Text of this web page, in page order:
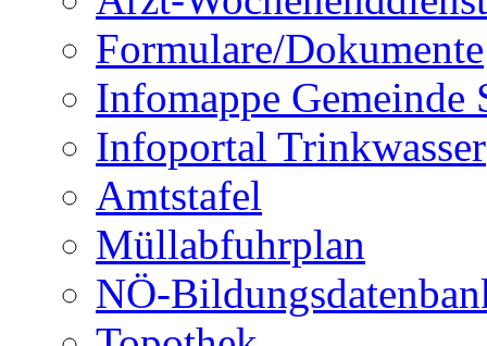
Formulare/Dokumente
Infomappe Gemeinde
Infoportal Trinkwasser
Amtstafel
Müllabfuhrplan
NÖ-